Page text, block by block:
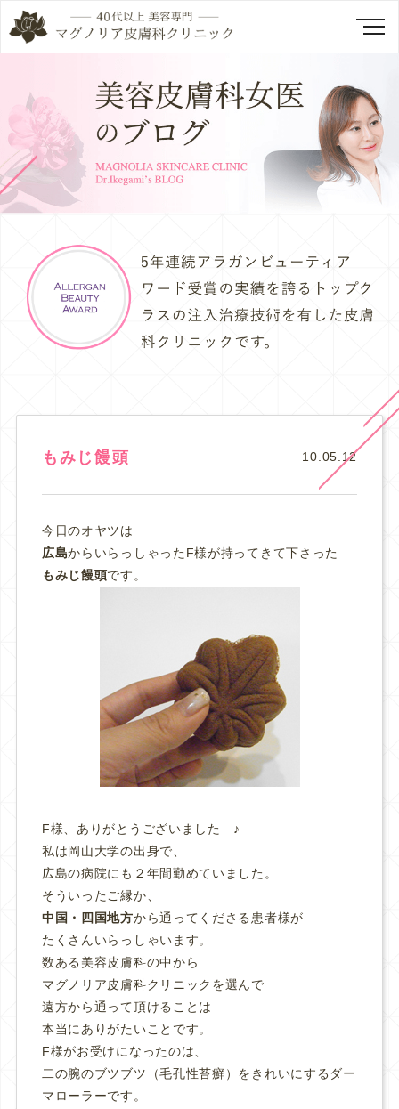
もみじ饅頭 10.05.12
今日のオヤツは
広島からいらっしゃったF様が持ってきて下さった
もみじ饅頭です。
F様、ありがとうございました ♪
私は岡山大学の出身で、
広島の病院にも２年間勤めていました。
そういったご縁か、
中国・四国地方から通ってくださる患者様が
たくさんいらっしゃいます。
数ある美容皮膚科の中から
マグノリア皮膚科クリニックを選んで
遠方から通って頂けることは
本当にありがたいことです。
F様がお受けになったのは、
二の腕のブツブツ（毛孔性苔癬）をきれいにするダー
マローラーです。